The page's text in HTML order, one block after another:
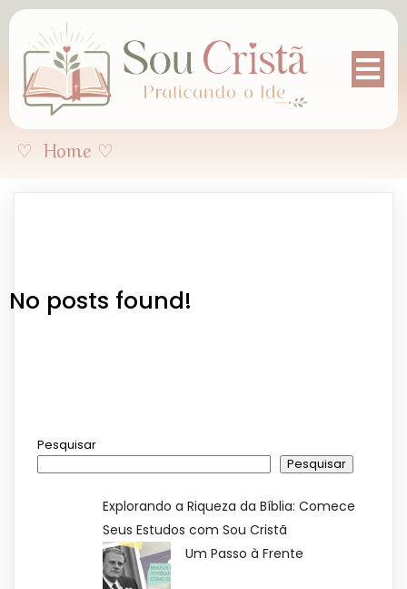
♡ Home ♡
No posts found!
Pesquisar
Pesquisar
Explorando a Riqueza da Bíblia: Comece
Seus Estudos com Sou Cristã
Um Passo à Frente